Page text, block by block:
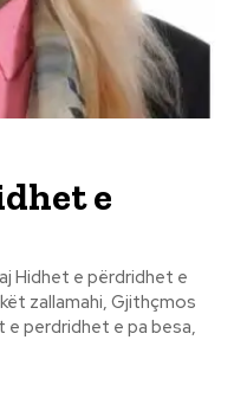
e
e
perdridhet e pa besa,